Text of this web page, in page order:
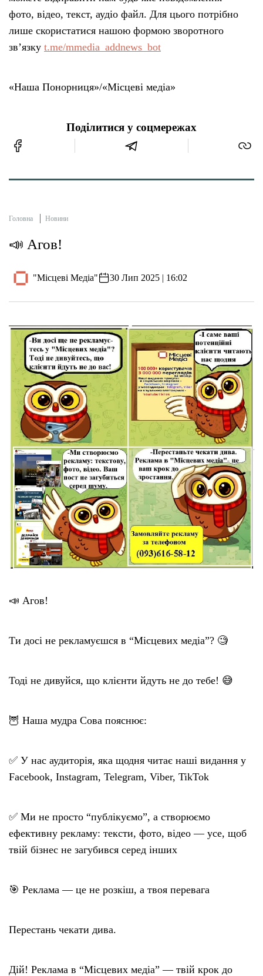
фото, відео, текст, аудіо файл. Для цього потрібно
лише скористатися нашою формою зворотного
зв’язку t.me/mmedia_addnews_bot
«Наша Понорниця»/«Місцеві медіа»
Поділитися у соцмережах
Головна Новини
📣 Агов!
"Місцеві Медіа" 30 Лип 2025 | 16:02
📣 Агов!
Ти досі не рекламуєшся в “Місцевих медіа”? 🧐
Тоді не дивуйся, що клієнти йдуть не до тебе! 😅
🦉 Наша мудра Сова пояснює:
✅ У нас аудиторія, яка щодня читає наші видання у
Facebook, Instagram, Telegram, Viber, TikTok
✅ Ми не просто “публікуємо”, а створюємо
ефективну рекламу: тексти, фото, відео — усе, щоб
твій бізнес не загубився серед інших
🎯 Реклама — це не розкіш, а твоя перевага
Перестань чекати дива.
Дій! Реклама в “Місцевих медіа” — твій крок до